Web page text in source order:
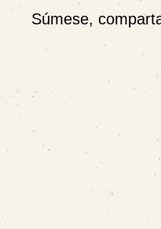
Súmese,